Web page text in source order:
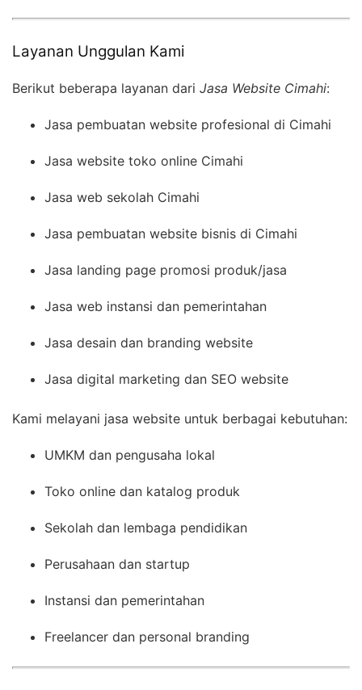
Layanan Unggulan Kami
Berikut beberapa layanan dari Jasa Website Cimahi:
Jasa pembuatan website profesional di Cimahi
Jasa website toko online Cimahi
Jasa web sekolah Cimahi
Jasa pembuatan website bisnis di Cimahi
Jasa landing page promosi produk/jasa
Jasa web instansi dan pemerintahan
Jasa desain dan branding website
Jasa digital marketing dan SEO website
Kami melayani jasa website untuk berbagai kebutuhan:
UMKM dan pengusaha lokal
Toko online dan katalog produk
Sekolah dan lembaga pendidikan
Perusahaan dan startup
Instansi dan pemerintahan
Freelancer dan personal branding